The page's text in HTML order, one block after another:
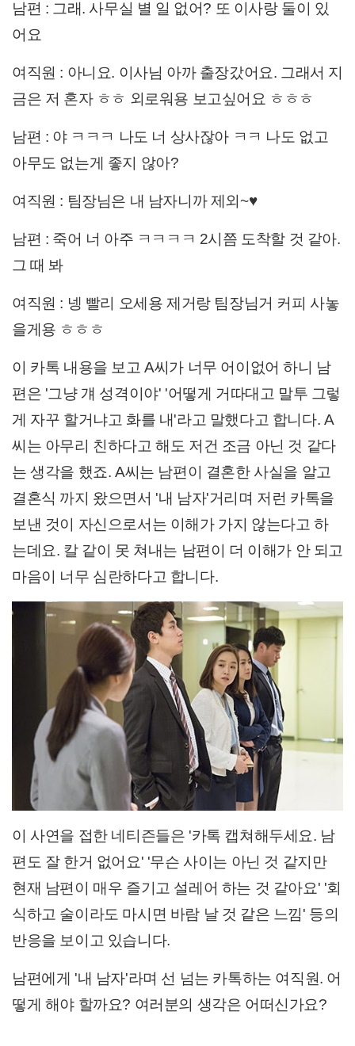
남편 : 그래. 사무실 별 일 없어? 또 이사랑 둘이 있
어 요
여직원 : 아니요. 이사님 아까 출장갔어요. 그래서 지
금은 저 혼자 ㅎㅎ 외로워용 보고싶어요 ㅎㅎㅎ
남편 : 야 ㅋㅋㅋ 나도 너 상사잖아 ㅋㅋ 나도 없고
아무도 없는게 좋지 않아?
여직원 : 팀장님은 내 남자니까 제외~♥
남편 : 죽어 너 아주 ㅋㅋㅋㅋ 2시쯤 도착할 것 같아.
그 때 봐
여직원 : 넹 빨리 오세용 제거랑 팀장님거 커피 사놓
을게용 ㅎㅎㅎ
이 카톡 내용을 보고 A씨가 너무 어이없어 하니 남
편은 '그냥 걔 성격이야' '어떻게 거따대고 말투 그렇
게 자꾸 할거냐고 화를 내'라고 말했다고 합니다. A
씨는 아무리 친하다고 해도 저건 조금 아닌 것 같다
는 생각을 했죠. A씨는 남편이 결혼한 사실을 알고
결혼식 까지 왔으면서 '내 남자'거리며 저런 카톡을
보낸 것이 자신으로서는 이해가 가지 않는다고 하
는데요. 칼 같이 못 쳐내는 남편이 더 이해가 안 되고
마음이 너무 심란하다고 합니다.
이 사연을 접한 네티즌들은 '카톡 캡쳐해두세요. 남
편도 잘 한거 없어요' '무슨 사이는 아닌 것 같지만
현재 남편이 매우 즐기고 설레어 하는 것 같아요' '회
식하고 술이라도 마시면 바람 날 것 같은 느낌' 등의
반응을 보이고 있습니다.
남편에게 '내 남자'라며 선 넘는 카톡하는 여직원. 어
떻게 해야 할까요? 여러분의 생각은 어떠신가요?